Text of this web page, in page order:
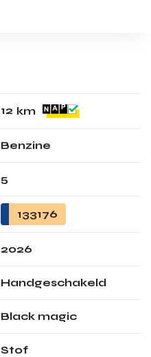
12 km
Benzine
5
133176
2026
Handgeschakeld
Black magic
Stof